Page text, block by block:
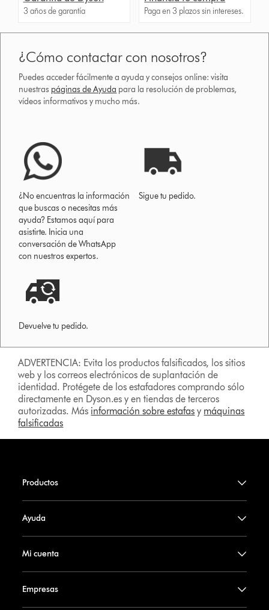
3 años de garantía Paga en 3 plazos sin intereses.
¿Cómo contactar con nosotros?
Puedes acceder fácilmente a ayuda y consejos online: visita
nuestras páginas de Ayuda para la resolución de problemas,
vídeos informativos y mucho más.
¿No encuentras la información
que buscas o necesitas más
ayuda? Estamos aquí para
asistirte. Inicia una
conversación de WhatsApp
con nuestros expertos.
Sigue tu pedido.
Devuelve tu pedido.
ADVERTENCIA: Evita los productos falsificados, los sitios
web y los correos electrónicos de suplantación de
identidad. Protégete de los estafadores comprando sólo
directamente en Dyson.es y en tiendas de terceros
autorizadas. Más información sobre estafas y máquinas
falsificadas
Productos
Ayuda
Mi cuenta
Empresas